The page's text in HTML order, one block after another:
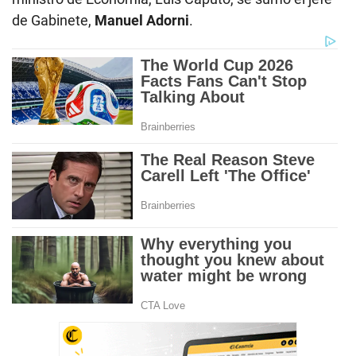
de Gabinete, Manuel Adorni.